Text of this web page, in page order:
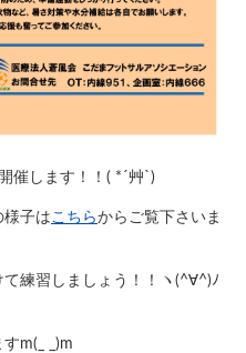
催します！！( *´艸`)
様子は こちらからご覧下さいま
練習しましょう！！ヽ(^∀^)ﾉ
m(_ _)m